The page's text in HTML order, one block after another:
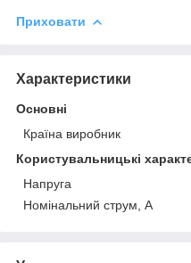
Приховати
Характеристики
Основні
Країна виробник
Користувальницькі
Напруга
Номінальний струм, А